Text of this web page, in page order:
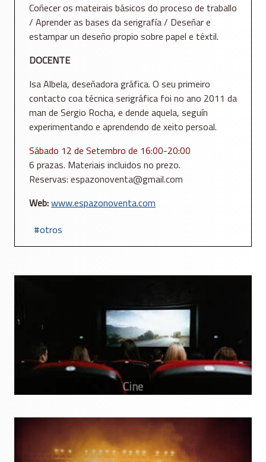
Coñecer os mateirais básicos do proceso de traballo
/ Aprender as bases da serigrafía / Deseñar e
estampar un deseño propio sobre papel e téxtil.
DOCENTE
Isa Albela, deseñadora gráfica. O seu primeiro
contacto coa técnica serigráfica foi no ano 2011 da
man de Sergio Rocha, e dende aquela, seguín
experimentando e aprendendo de xeito persoal.
Sábado 12 de Setembro de 16:00-20:00
6 prazas. Materiais incluidos no prezo.
Reservas: espazonoventa@gmail.com
Web:www.espazonoventa.com
otros